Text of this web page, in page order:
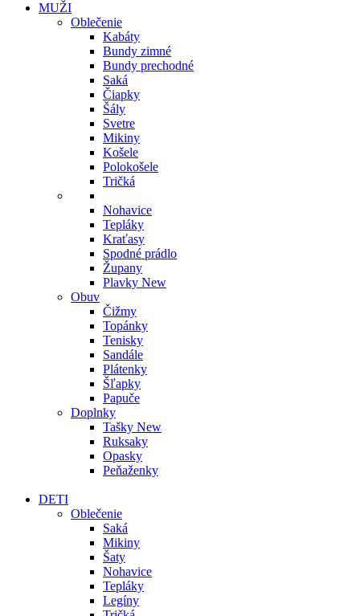
MUŽI
Oblečenie
Kabáty
Bundy zimné
Bundy prechodné
Saká
Čiapky
Šály
Svetre
Mikiny
Košele
Polokošele
Tričká
Nohavice
Tepláky
Kraťasy
Spodné prádlo
Župany
Plavky New
Obuv
Čižmy
Topánky
Tenisky
Sandále
Plátenky
Šľapky
Papuče
Doplnky
Tašky New
Ruksaky
Opasky
Peňaženky
DETI
Oblečenie
Saká
Mikiny
Šaty
Nohavice
Tepláky
Legíny